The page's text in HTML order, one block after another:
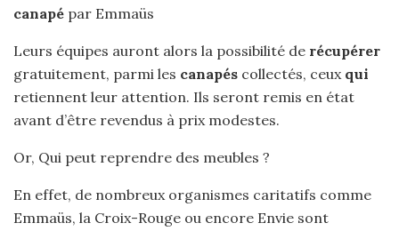
canapé par Emmaüs
Leurs équipes auront alors la possibilité de récupérer
gratuitement, parmi les canapés collectés, ceux qui
retiennent leur attention. Ils seront remis en état
avant d’être revendus à prix modestes.
Or, Qui peut reprendre des meubles ?
En effet, de nombreux organismes caritatifs comme
Emmaüs, la Croix-Rouge ou encore Envie sont